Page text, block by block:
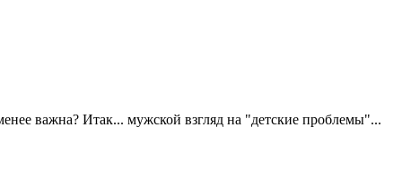
важна? Итак... мужской взгляд на "детские проблемы"...